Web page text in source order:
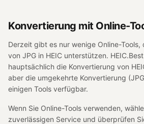
Konvertierung mit Online-
Derzeit gibt es nur wenige Online-Tools,
von JPG in HEIC unterstützen.
hauptsächlich die Konvertierung von
aber die umgekehrte Konvertierung
einigen Tools verfügbar.
Wenn Sie Online-Tools verwenden,
zuverlässigen Service und überprüfen